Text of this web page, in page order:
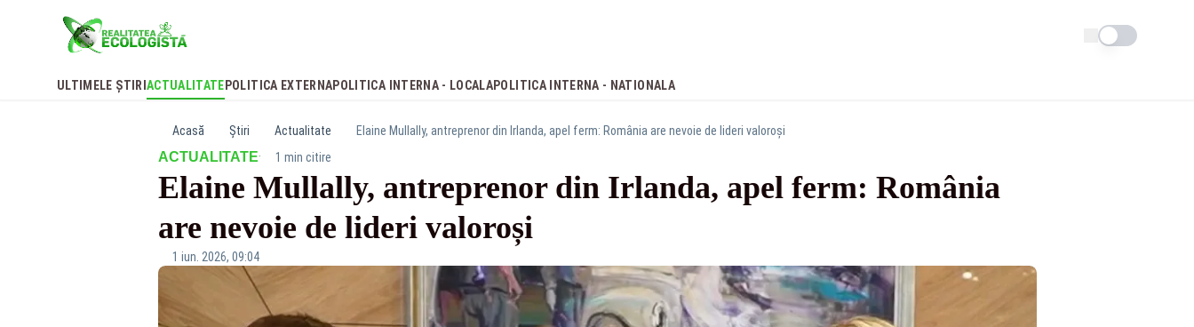
Schimba tema
ULTIMELE ȘTIRI ACTUALITATE POLITICA EXTERNAPOLITICA INTERNA - LOCALAPOLITICA INTERNA - NATIONALA
Acasă Știri Actualitate Elaine Mullally, antreprenor din Irlanda, apel ferm: România are nevoie de lideri valoroși
ACTUALITATE· 1 min citire
Elaine Mullally, antreprenor din Irlanda, apel ferm: România
are nevoie de lideri valoroși
1 iun. 2026, 09:04